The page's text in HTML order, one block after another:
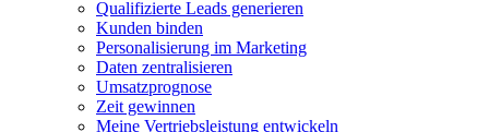
Qualifizierte Leads generieren
Kunden binden
Personalisierung im Marketing
Daten zentralisieren
Umsatzprognose
Zeit gewinnen
Meine Vertriebsleistung entwickeln